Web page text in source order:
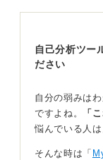
がら自分の興
て無駄ではあり
だ時間を浪費
肢が狭まる可
好奇心と行動
自己分析ツー
ださい
自分の弱みは
ですよね。
「
悩んでいる人は
そんな時は「